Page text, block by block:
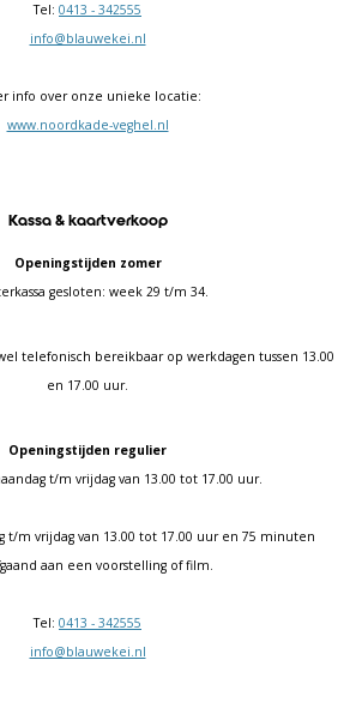
Tel: 0413 - 342555
info@blauwekei.nl
info over onze unieke locatie:
www.noordkade-veghel.nl
Kassa & kaartverkoop
Openingstijden zomer
gesloten: week 29 t/m 34.
telefonisch bereikbaar op werkdagen tussen 13.00
en 17.00 uur.
Openingstijden regulier
t/m vrijdag van 13.00 tot 17.00 uur.
t/m vrijdag van 13.00 tot 17.00 uur en 75 minuten
aan een voorstelling of film.
Tel: 0413 - 342555
info@blauwekei.nl